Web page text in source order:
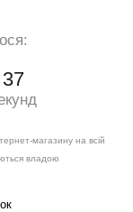
35
магазину на всій
владою